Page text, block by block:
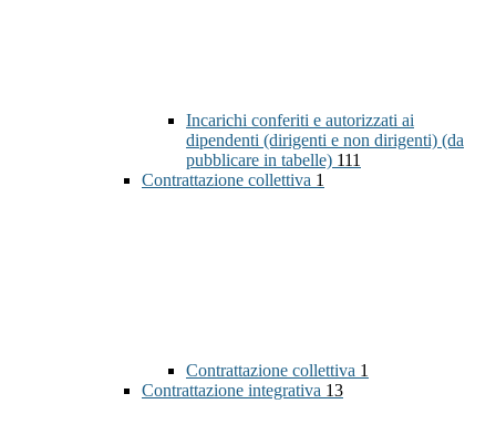
Incarichi conferiti e autorizzati ai
dipendenti (dirigenti e non dirigenti) (da
pubblicare in tabelle) 111
Contrattazione collettiva 1
Contrattazione collettiva 1
Contrattazione integrativa 13